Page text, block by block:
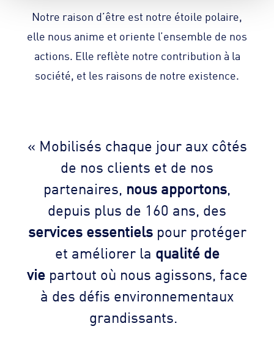
Notre raison d’être est notre étoile polaire,
elle nous anime et oriente l’ensemble de nos
actions. Elle reflète notre contribution à la
société, et les raisons de notre existence.
« Mobilisés chaque jour aux côtés
de nos clients et de nos
partenaires, nous apportons,
depuis plus de 160 ans, des
services essentielspour protéger
et améliorer la qualité de
viepartout où nous agissons, face
à des défis environnementaux
grandissants.